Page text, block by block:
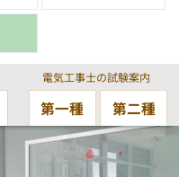
電気工事士の試験案内
第一種 第二種